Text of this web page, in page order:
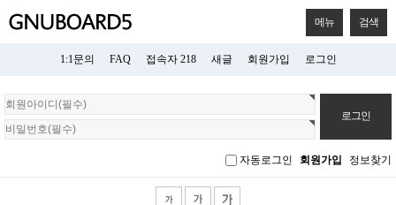
메뉴 검색
1:1문의 FAQ 접속자 218 새글 회원가입 로그인
회
원
로
자동로그인 회원가입 정보찾기